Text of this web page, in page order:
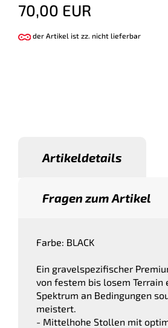
70,00 EUR
der Artikel ist zz. nicht lieferbar
Artikeldetails
Fragen zum Artikel
Farbe: BLACK
Ein gravelspezifischer
von festem bis losem Terrain
Spektrum an Bedingungen
meistert.
- Mittelhohe Stollen mit